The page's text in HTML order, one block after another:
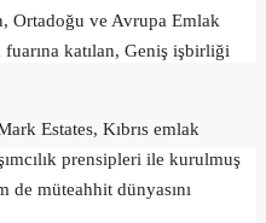
Ortadoğu ve Avrupa Emlak
katılan, Geniş işbirliği
Estates, Kıbrıs emlak
prensipleri ile kurulmuş
de müteahhit dünyasını